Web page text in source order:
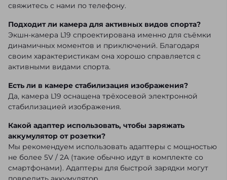
свяжитесь с нами по телефону.
Подходит ли камера для активных видов спорта?
Экшн-камера L19 спроектирована именно для съёмки
динамичных моментов и приключений. Благодаря
своим характеристикам она хорошо справляется с
активными видами спорта.
Есть ли в камере стабилизация изображения?
Да, камера L19 оснащена трёхосевой электронной
стабилизацией изображения.
Какой адаптер использовать, чтобы заряжать
аккумулятор от розетки?
Мы рекомендуем использовать адаптеры с мощностью
не более 5V / 2A (такие обычно идут в комплекте со
смартфонами). Адаптеры для быстрой зарядки могут